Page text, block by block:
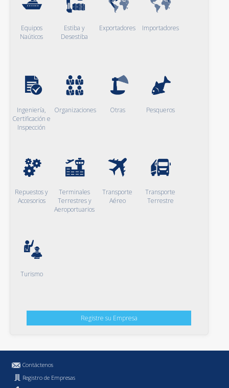
Equipos
Naúticos
Estiba y
Desestiba
Exportadores Importadores
Ingeniería,
Certificación e
Inspección
Organizaciones Otras Pesqueros
Repuestos y
Accesorios
Terminales
Terrestres y
Aeroportuarios
Transporte
Aéreo
Transporte
Terrestre
Turismo
Registre su Empresa
Contáctenos
Registro de Empresas